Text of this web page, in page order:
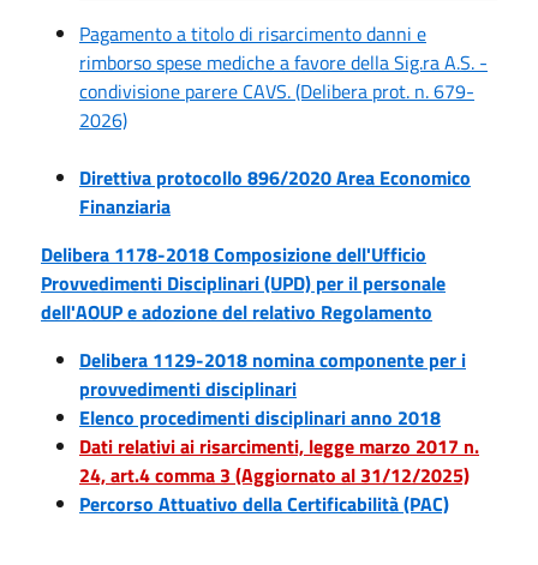
Pagamento a titolo di risarcimento danni e
rimborso spese mediche a favore della Sig.ra A.S. -
condivisione parere CAVS. (Delibera prot. n. 679-
2026)
Direttiva protocollo 896/2020 Area Economico
Finanziaria
Delibera 1178-2018 Composizione dell'Ufficio
Provvedimenti Disciplinari (UPD) per il personale
dell'AOUP e adozione del relativo Regolamento
Delibera 1129-2018 nomina componente per i
provvedimenti disciplinari
Elenco procedimenti disciplinari anno 2018
Dati relativi ai risarcimenti, legge marzo 2017 n.
24, art.4 comma 3 (Aggiornato al 31/12/2025)
Percorso Attuativo della Certificabilità (PAC)